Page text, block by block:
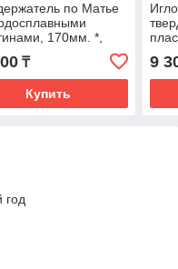
по Матье
170мм. *,
₸
Купить
9
год